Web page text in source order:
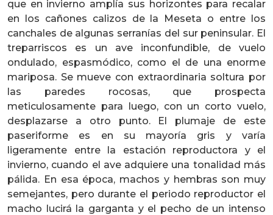
que en invierno amplía sus horizontes para recalar
en los cañones calizos de la Meseta o entre los
canchales de algunas serranías del sur peninsular. El
treparriscos es un ave inconfundible, de vuelo
ondulado, espasmódico, como el de una enorme
mariposa. Se mueve con extraordinaria soltura por
las paredes rocosas, que prospecta
meticulosamente para luego, con un corto vuelo,
desplazarse a otro punto. El plumaje de este
paseriforme es en su mayoría gris y varía
ligeramente entre la estación reproductora y el
invierno, cuando el ave adquiere una tonalidad más
pálida. En esa época, machos y hembras son muy
semejantes, pero durante el periodo reproductor el
macho lucirá la garganta y el pecho de un intenso